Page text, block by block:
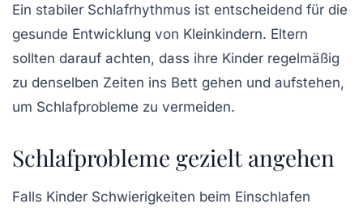
Ein stabiler Schlafrhythmus ist entscheidend für die
gesunde Entwicklung von Kleinkindern. Eltern
sollten darauf achten, dass ihre Kinder regelmäßig
zu denselben Zeiten ins Bett gehen und aufstehen,
um Schlafprobleme zu vermeiden.
Schlafprobleme gezielt angehen
Falls Kinder Schwierigkeiten beim Einschlafen